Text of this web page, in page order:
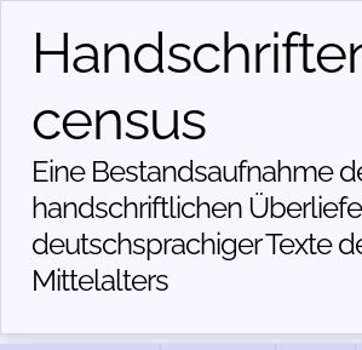
census
Eine Bestandsaufnahme
handschriftlichen
deutschsprachiger Texte
Mittelalters